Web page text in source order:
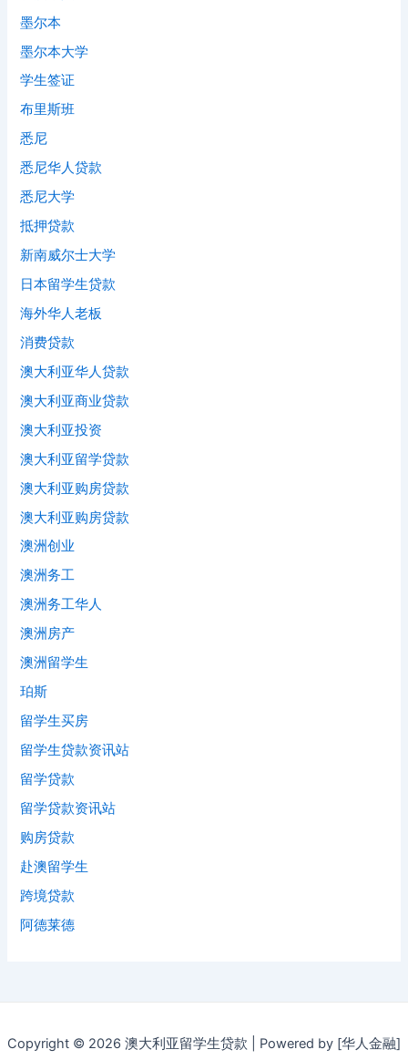
墨尔本
墨尔本大学
学生签证
布里斯班
悉尼
悉尼华人贷款
悉尼大学
抵押贷款
新南威尔士大学
日本留学生贷款
海外华人老板
消费贷款
澳大利亚华人贷款
澳大利亚商业贷款
澳大利亚投资
澳大利亚留学贷款
澳大利亚购房贷款
澳大利亚购房贷款
澳洲创业
澳洲务工
澳洲务工华人
澳洲房产
澳洲留学生
珀斯
留学生买房
留学生贷款资讯站
留学贷款
留学贷款资讯站
购房贷款
赴澳留学生
跨境贷款
阿德莱德
Copyright © 2026 澳大利亚留学生贷款 | Powered by [华人金融]